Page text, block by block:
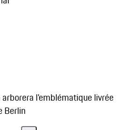
arborera l'emblématique livrée
Berlin